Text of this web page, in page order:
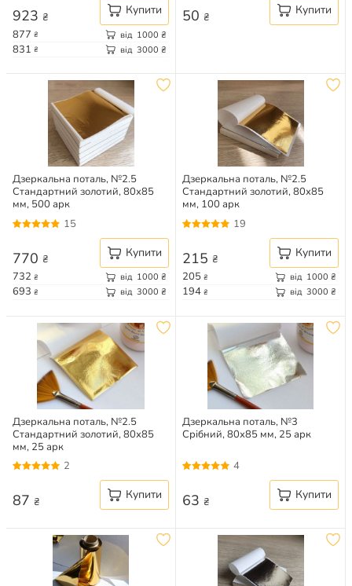
923 ₴ Купити
877 ₴ від 1000 ₴
831 ₴ від 3000 ₴
50 ₴ Купити
Дзеркальна поталь, №2.5
Стандартний золотий, 80х85
мм, 500 арк
15
770 ₴ Купити
732 ₴ від 1000 ₴
693 ₴ від 3000 ₴
Дзеркальна поталь, №2.5
Стандартний золотий, 80х85
мм, 100 арк
19
215 ₴ Купити
205 ₴ від 1000 ₴
194 ₴ від 3000 ₴
Дзеркальна поталь, №2.5
Стандартний золотий, 80х85
мм, 25 арк
2
87 ₴ Купити
Дзеркальна поталь, №3
Срібний, 80х85 мм, 25 арк
4
63 ₴ Купити